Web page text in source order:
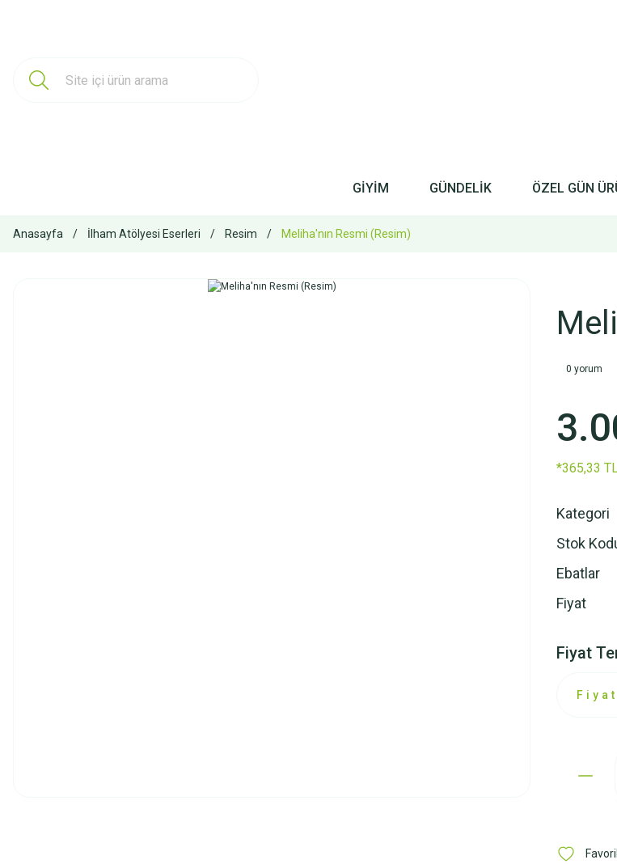
GİYİM GÜNDELİK ÖZEL GÜN
Anasayfa İlham Atölyesi Eserleri Resim Meliha'nın Resmi (Resim)
0 yorum
*365,33
Kategori
Stok
Ebatlar
Fiyat
Fiyat